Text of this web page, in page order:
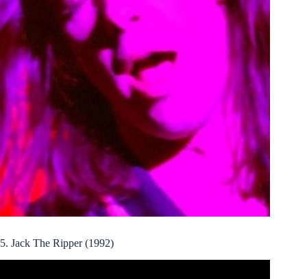
5. Jack The Ripper (1992)